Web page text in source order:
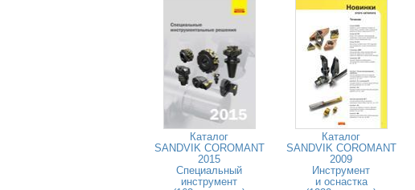
Каталог
SANDVIK COROMANT
2015
Специальный
инструмент
Каталог
SANDVIK COROMANT
2009
Инструмент
и оснастка